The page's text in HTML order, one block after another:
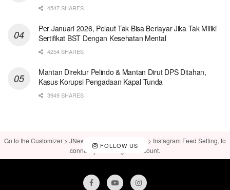
4547 SHARES
Per Januari 2026, Pelaut Tak Bisa Berlayar Jika Tak Miliki
Sertifikat BST Dengan Kesehatan Mental
4254 SHARES
Mantan Direktur Pelindo & Mantan Dirut DPS Ditahan,
Kasus Korupsi Pengadaan Kapal Tunda
3949 SHARES
FOLLOW US
Go to the Customizer > JNews : Social, Like & View > Instagram Feed Setting, to
connect your Instagram account.